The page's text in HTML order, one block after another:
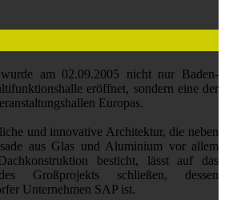
am 02.09.2005 nicht nur Baden-
eröffnet, sondern eine der
Europas.
und innovative Architektur, die neben
aus Glas und Aluminium vor allem
besticht, lässt auf das
Großprojekts schließen, dessen
Unternehmen SAP ist.